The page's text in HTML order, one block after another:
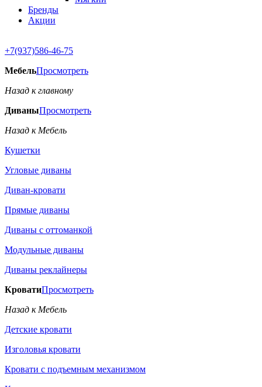
Бренды
Акции
+7(937)586-46-75
МебельПросмотреть
Назад к главному
ДиваныПросмотреть
Назад к Мебель
Кушетки
Угловые диваны
Диван-кровати
Прямые диваны
Диваны с оттоманкой
Модульные диваны
Диваны реклайнеры
КроватиПросмотреть
Назад к Мебель
Детские кровати
Изголовья кровати
Кровати с подъемным механизмом